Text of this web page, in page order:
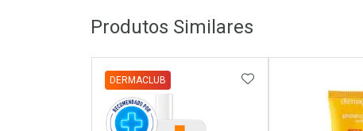
Produtos Similares
DERMACLUB ADICIONAR AOS